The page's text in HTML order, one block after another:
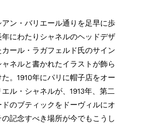
ン・バリエール通りを足早に歩
にわたりシャネルのヘッドデザ
ール・ラガフェルド氏のサイン
ネルと書かれたイラストが飾ら
。1910年にパリに帽子店をオー
ル・シャネルが、1913年、第二
のブティックをドーヴィルにオ
記念すべき場所が今でもこうし